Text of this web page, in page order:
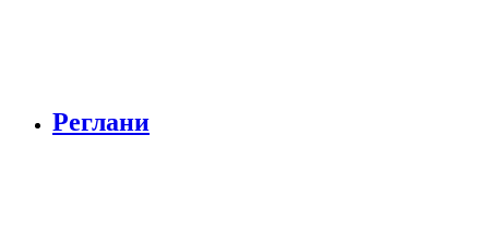
Реглани